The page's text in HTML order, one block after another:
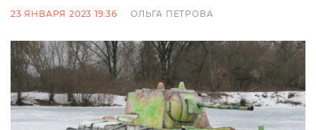
23 ЯНВАРЯ 2023 19:36 ОЛЬГА ПЕТРОВА